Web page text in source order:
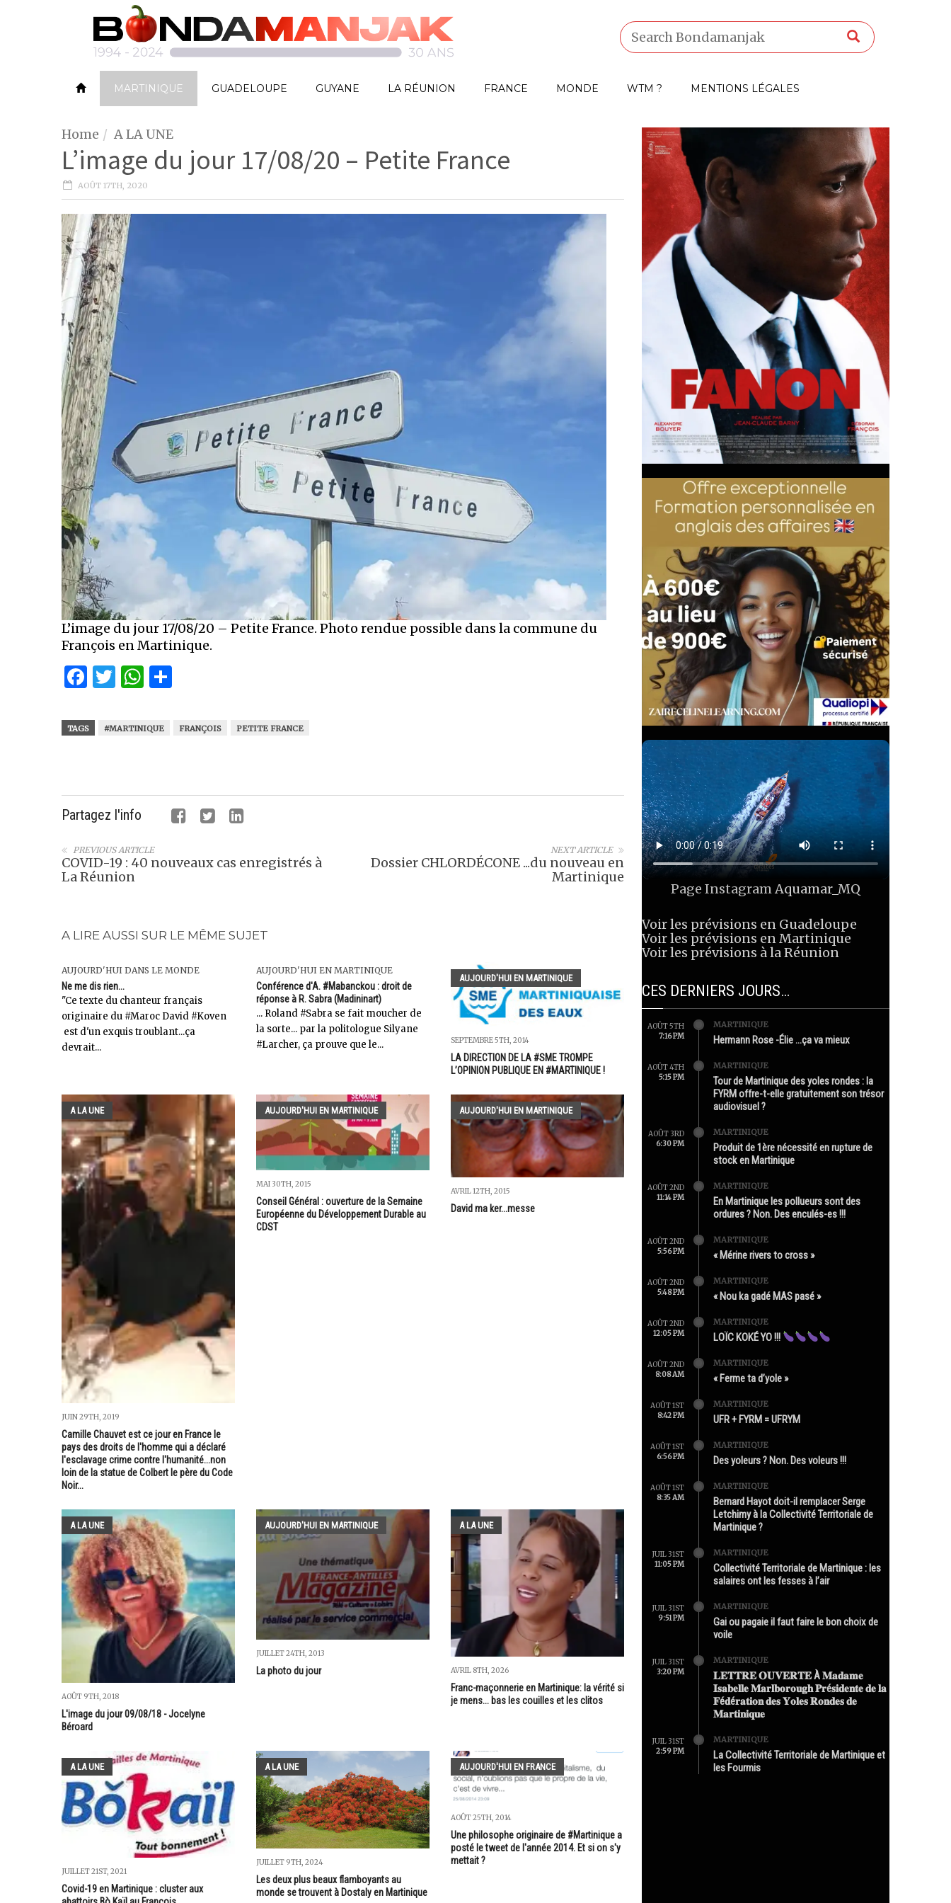
MARTINIQUE GUADELOUPE GUYANE LA RÉUNION FRANCE MONDE WTM ? MENTIONS LÉGALES
Home A LA UNE
L’image du jour 17/08/20 – Petite France
AOÛT 17TH, 2020
L’image du jour 17/08/20 – Petite France. Photo rendue possible dans la commune du
François en Martinique.
Facebook
Twitter
WhatsApp
TAGS #MARTINIQUE FRANÇOIS PETITE FRANCE
Partagez l'info
NEXT ARTICLE
Dossier CHLORDÉCONE ...du nouveau en
Martinique
PREVIOUS ARTICLE
COVID-19 : 40 nouveaux cas enregistrés à
La Réunion
A LIRE AUSSI SUR LE MÊME SUJET
AUJOURD'HUI DANS LE MONDE
Ne me dis rien...
"Ce texte du chanteur français
originaire du #Maroc David #Koven
est d'un exquis troublant...ça
devrait...
AUJOURD'HUI EN MARTINIQUE
Conférence d'A. #Mabanckou : droit de
réponse à R. Sabra (Madininart)
... Roland #Sabra se fait moucher de
la sorte... par la politologue Silyane
#Larcher, ça prouve que le...
AUJOURD'HUI EN MARTINIQUE
SEPTEMBRE 5TH, 2014
LA DIRECTION DE LA #SME TROMPE
L’OPINION PUBLIQUE EN #MARTINIQUE !
A LA UNE
JUIN 29TH, 2019
Camille Chauvet est ce jour en France le
pays des droits de l'homme qui a déclaré
l'esclavage crime contre l'humanité...non
loin de la statue de Colbert le père du Code
Noir...
AUJOURD'HUI EN MARTINIQUE
MAI 30TH, 2015
Conseil Général : ouverture de la Semaine
Européenne du Développement Durable au
CDST
AUJOURD'HUI EN MARTINIQUE
AVRIL 12TH, 2015
David ma ker...messe
A LA UNE
AOÛT 9TH, 2018
L'image du jour 09/08/18 - Jocelyne
Béroard
AUJOURD'HUI EN MARTINIQUE
JUILLET 24TH, 2013
La photo du jour
A LA UNE
AVRIL 8TH, 2026
Franc-maçonnerie en Martinique: la vérité si
je mens... bas les couilles et les clitos
A LA UNE
JUILLET 21ST, 2021
Covid-19 en Martinique : cluster aux
A LA UNE
JUILLET 9TH, 2024
Les deux plus beaux flamboyants au
monde se trouvent à Dostaly en Martinique
AUJOURD'HUI EN FRANCE
AOÛT 25TH, 2014
Une philosophe originaire de #Martinique a
posté le tweet de l'année 2014. Et si on s'y
mettait ?
Page InstagramAquamar_MQ
Voir les prévisions en Guadeloupe
Voir les prévisions en Martinique
Voir les prévisions à la Réunion
CES DERNIERS JOURS…
AOÛT 5TH
7:16 PM
MARTINIQUE
Hermann Rose -Élie …ça va mieux
AOÛT 4TH
5:15 PM
MARTINIQUE
Tour de Martinique des yoles rondes : la
FYRM offre-t-elle gratuitement son trésor
audiovisuel ?
AOÛT 3RD
6:30 PM
MARTINIQUE
Produit de 1ère nécessité en rupture de
stock en Martinique
AOÛT 2ND
11:14 PM
MARTINIQUE
En Martinique les pollueurs sont des
ordures ? Non. Des enculés-es !!!
AOÛT 2ND
5:56 PM
MARTINIQUE
« Mérine rivers to cross »
AOÛT 2ND
5:48 PM
MARTINIQUE
« Nou ka gadé MAS pasé »
AOÛT 2ND
12:05 PM
MARTINIQUE
LOÏC KOKÉ YO !!!
AOÛT 2ND
8:08 AM
MARTINIQUE
« Ferme ta d’yole »
AOÛT 1ST
8:42 PM
MARTINIQUE
UFR + FYRM = UFRYM
AOÛT 1ST
6:56 PM
MARTINIQUE
Des yoleurs ? Non. Des voleurs !!!
AOÛT 1ST
8:35 AM
MARTINIQUE
Bernard Hayot doit-il remplacer Serge
Letchimy à la Collectivité Territoriale de
Martinique ?
JUIL 31ST
11:05 PM
MARTINIQUE
Collectivité Territoriale de Martinique : les
salaires ont les fesses à l’air
JUIL 31ST
9:51 PM
MARTINIQUE
Gai ou pagaie il faut faire le bon choix de
voile
JUIL 31ST
3:20 PM
MARTINIQUE
𝐋𝐄𝐓𝐓𝐑𝐄 𝐎𝐔𝐕𝐄𝐑𝐓𝐄 À 𝐌𝐚𝐝𝐚𝐦𝐞
𝐈𝐬𝐚𝐛𝐞𝐥𝐥𝐞 𝐌𝐚𝐫𝐥𝐛𝐨𝐫𝐨𝐮𝐠𝐡 𝐏𝐫é𝐬𝐢𝐝𝐞𝐧𝐭𝐞 𝐝𝐞 𝐥𝐚
𝐅é𝐝é𝐫𝐚𝐭𝐢𝐨𝐧 𝐝𝐞𝐬 𝐘𝐨𝐥𝐞𝐬 𝐑𝐨𝐧𝐝𝐞𝐬 𝐝𝐞
𝐌𝐚𝐫𝐭𝐢𝐧𝐢𝐪𝐮𝐞
JUIL 31ST
2:59 PM
MARTINIQUE
La Collectivité Territoriale de Martinique et
les Fourmis